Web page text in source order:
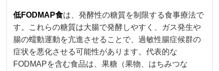
低FODMAP食は、発酵性の糖質を制限する食事療法で
す。これらの糖質は大腸で発酵しやすく、ガス発生や
腸の蠕動運動を亢進させることで、過敏性腸症候群の
症状を悪化させる可能性があります。代表的な
FODMAPを含む食品は、果糖（果物、はちみつな